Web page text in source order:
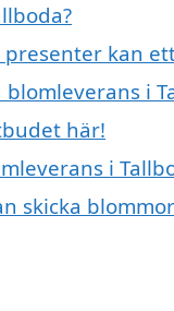
kan
i
här!
i
skicka